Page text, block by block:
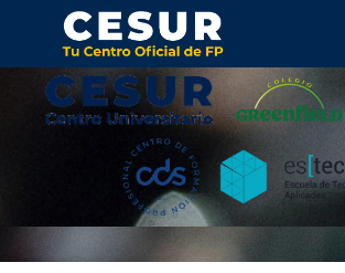
Contenido principal
Menú principal
Pie de página
Panel de accesibilidad
Salta al contenido principal